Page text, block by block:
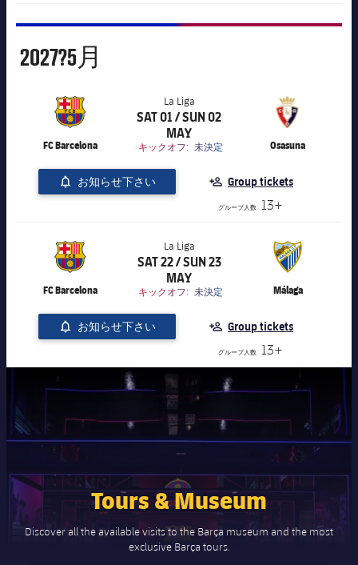
5月
2027?5月
FC Barcelona
label.competition.name.21
La Liga
SAT 01 / SUN 02
MAY
キックオフ: 未決定 Osasuna
label.aria.chevronright
お知らせ下さい Group tickets
グループ人数 13+
FC Barcelona
label.competition.name.21
La Liga
SAT 22 / SUN 23
MAY
キックオフ: 未決定 Málaga
label.aria.chevronright
お知らせ下さい Group tickets
グループ人数 13+
Tours & Museum
Discover all the available visits to the Barça museum and the most
exclusive Barça tours.